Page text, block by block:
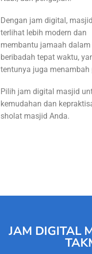
Dengan jam digital,
terlihat lebih modern dan
membantu jamaah dalam
beribadah tepat waktu,
tentunya juga menambah
Pilih jam digital masjid
kemudahan dan
sholat masjid Anda.
JAM DIGITAL